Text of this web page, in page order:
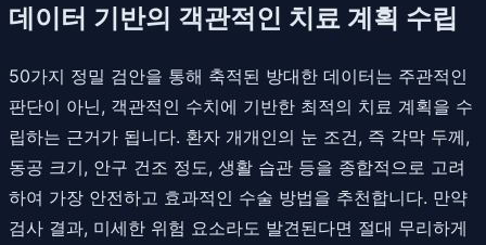
데이터 기반의 객관적인 치료 계획 수립
50가지 정밀 검안을 통해 축적된 방대한 데이터는 주관적인
판단이 아닌, 객관적인 수치에 기반한 최적의 치료 계획을 수
립하는 근거가 됩니다. 환자 개개인의 눈 조건, 즉 각막 두께,
동공 크기, 안구 건조 정도, 생활 습관 등을 종합적으로 고려
하여 가장 안전하고 효과적인 수술 방법을 추천합니다. 만약
검사 결과, 미세한 위험 요소라도 발견된다면 절대 무리하게